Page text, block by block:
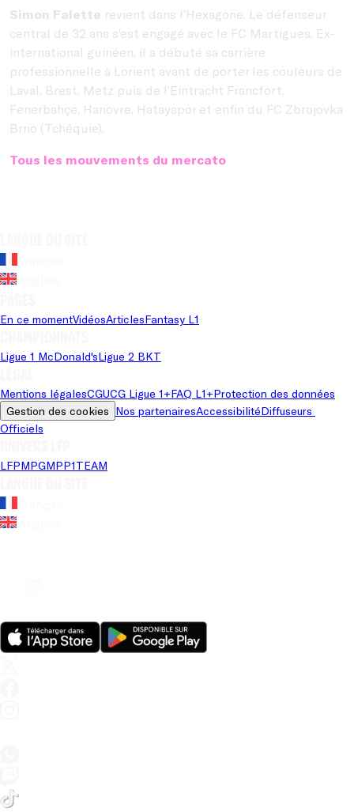
Simon Falette revient dans l’Hexagone. Le défenseur
central de 32 ans s’est engagé avec le FC Martigues. Ex-
international guinéen, il a débuté sa carrière
professionnelle à Lorient avant de porter les couleurs de
Laval, Brest, Metz puis de l’Eintracht Francfort,
Fenerbahçe, Hanovre, Hatayspor et enfin du FC Zbrojovka
Brno (Tchéquie).
Tous les mouvements du mercato
En ce momentVidéosArticlesFantasy L1
Ligue 1 McDonald'sLigue 2 BKT
Mentions légalesCGUCG Ligue 1+FAQ L1+Protection des données
Gestion des cookies Nos partenairesAccessibilitéDiffuseurs
Officiels
LFPMPGMPP1TEAM